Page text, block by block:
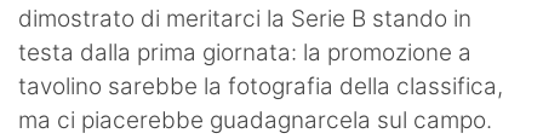
Pallanuoto
Pallamano
Altre
dimostrato di meritarci la Serie B stando in
testa dalla prima giornata: la promozione a
tavolino sarebbe la fotografia della classifica,
ma ci piacerebbe guadagnarcela sul campo.